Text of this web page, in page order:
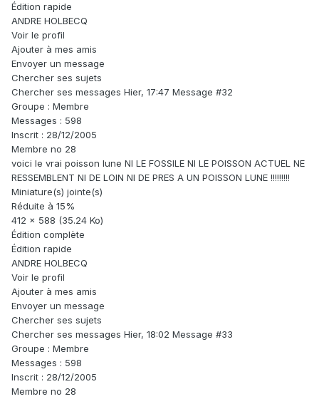
Édition rapide
ANDRE HOLBECQ
Voir le profil
Ajouter à mes amis
Envoyer un message
Chercher ses sujets
Chercher ses messages Hier, 17:47 Message #32
Groupe : Membre
Messages : 598
Inscrit : 28/12/2005
Membre no 28
voici le vrai poisson lune NI LE FOSSILE NI LE POISSON ACTUEL NE
RESSEMBLENT NI DE LOIN NI DE PRES A UN POISSON LUNE !!!!!!!!!
Miniature(s) jointe(s)
Réduite à 15%
412 x 588 (35.24 Ko)
Édition complète
Édition rapide
ANDRE HOLBECQ
Voir le profil
Ajouter à mes amis
Envoyer un message
Chercher ses sujets
Chercher ses messages Hier, 18:02 Message #33
Groupe : Membre
Messages : 598
Inscrit : 28/12/2005
Membre no 28